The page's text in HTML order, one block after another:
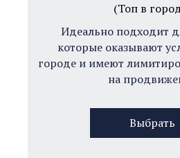
(Топ в
Идеально подходит
которые оказывают
городе и имеют
на
Выбрать